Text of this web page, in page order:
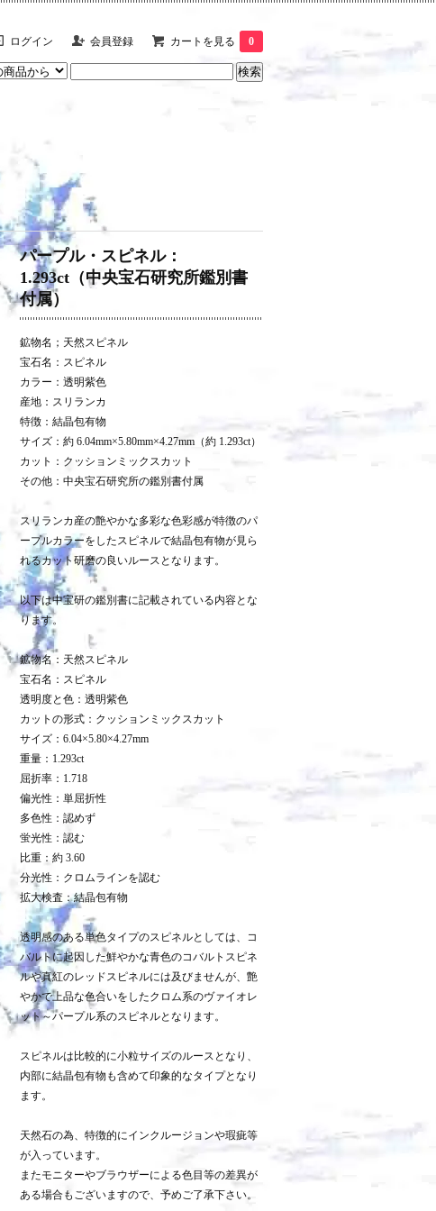
ログイン 会員登録 カートを見る 0
パープル・スピネル：
1.293ct（中央宝石研究所鑑別書
付属）
鉱物名；天然スピネル
宝石名：スピネル
カラー：透明紫色
産地：スリランカ
特徴：結晶包有物
サイズ：約 6.04mm×5.80mm×4.27mm（約 1.293ct）
カット：クッションミックスカット
その他：中央宝石研究所の鑑別書付属
スリランカ産の艶やかな多彩な色彩感が特徴のパ
ープルカラーをしたスピネルで結晶包有物が見ら
れるカット研磨の良いルースとなります。
以下は中宝研の鑑別書に記載されている内容とな
ります。
鉱物名：天然スピネル
宝石名：スピネル
透明度と色：透明紫色
カットの形式：クッションミックスカット
サイズ：6.04×5.80×4.27mm
重量：1.293ct
屈折率：1.718
偏光性：単屈折性
多色性：認めず
蛍光性：認む
比重：約 3.60
分光性：クロムラインを認む
拡大検査：結晶包有物
透明感のある単色タイプのスピネルとしては、コ
バルトに起因した鮮やかな青色のコバルトスピネ
ルや真紅のレッドスピネルには及びませんが、艶
やかで上品な色合いをしたクロム系のヴァイオレ
ット～パープル系のスピネルとなります。
スピネルは比較的に小粒サイズのルースとなり、
内部に結晶包有物も含めて印象的なタイプとなり
ます。
天然石の為、特徴的にインクルージョンや瑕疵等
が入っています。
またモニターやブラウザーによる色目等の差異が
ある場合もございますので、予めご了承下さい。